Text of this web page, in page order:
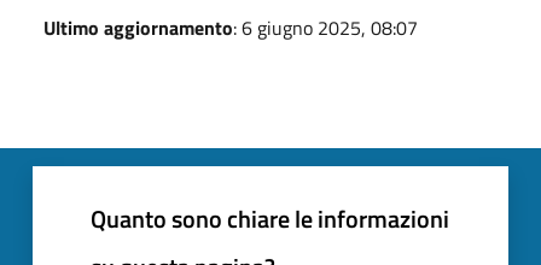
Ultimo aggiornamento: 6 giugno 2025, 08:07
Quanto sono chiare le informazioni